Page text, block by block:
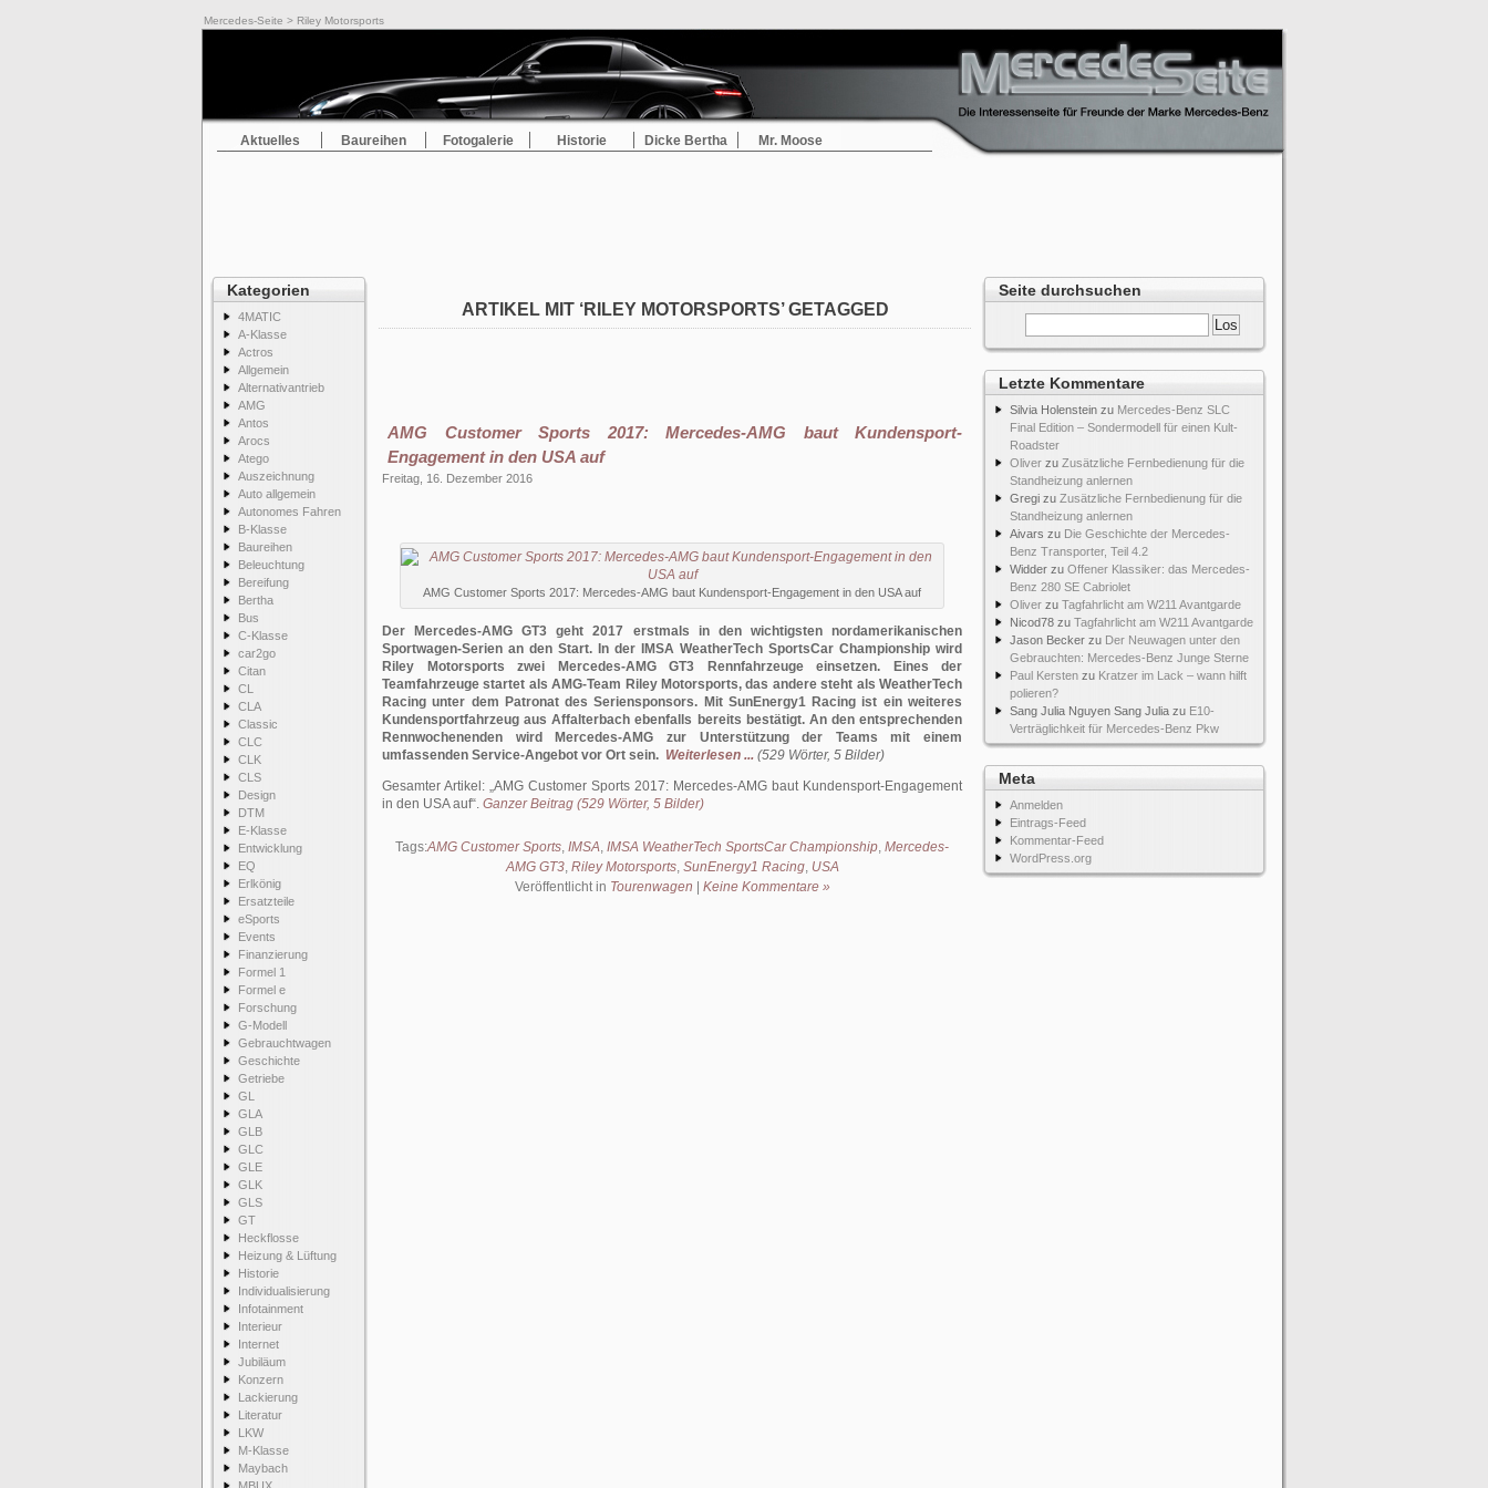
Mercedes-Seite > Riley Motorsports
Aktuelles Baureihen Fotogalerie Historie Dicke Bertha Mr. Moose
Kategorien
4MATIC
A-Klasse
Actros
Allgemein
Alternativantrieb
AMG
Antos
Arocs
Atego
Auszeichnung
Auto allgemein
Autonomes Fahren
B-Klasse
Baureihen
Beleuchtung
Bereifung
Bertha
Bus
C-Klasse
car2go
Citan
CL
CLA
Classic
CLC
CLK
CLS
Design
DTM
E-Klasse
Entwicklung
EQ
Erlkönig
Ersatzteile
eSports
Events
Finanzierung
Formel 1
Formel e
Forschung
G-Modell
Gebrauchtwagen
Geschichte
Getriebe
GL
GLA
GLB
GLC
GLE
GLK
GLS
GT
Heckflosse
Heizung & Lüftung
Historie
Individualisierung
Infotainment
Interieur
Internet
Jubiläum
Konzern
Lackierung
Literatur
LKW
M-Klasse
Maybach
Seite durchsuchen
Letzte Kommentare
Silvia Holenstein zu Mercedes-Benz SLC
Final Edition – Sondermodell für einen Kult-
Roadster
Oliver zu Zusätzliche Fernbedienung für die
Standheizung anlernen
Gregi zu Zusätzliche Fernbedienung für die
Standheizung anlernen
Aivars zu Die Geschichte der Mercedes-
Benz Transporter, Teil 4.2
Widder zu Offener Klassiker: das Mercedes-
Benz 280 SE Cabriolet
Oliver zu Tagfahrlicht am W211 Avantgarde
Nicod78 zu Tagfahrlicht am W211 Avantgarde
Jason Becker zu Der Neuwagen unter den
Gebrauchten: Mercedes-Benz Junge Sterne
Paul Kersten zu Kratzer im Lack – wann hilft
polieren?
Sang Julia Nguyen Sang Julia zu E10-
Verträglichkeit für Mercedes-Benz Pkw
Meta
Anmelden
Eintrags-Feed
Kommentar-Feed
WordPress.org
ARTIKEL MIT ‘RILEY MOTORSPORTS’ GETAGGED
AMG Customer Sports 2017: Mercedes-AMG baut Kundensport-
Engagement in den USA auf
Freitag, 16. Dezember 2016
AMG Customer Sports 2017: Mercedes-AMG baut Kundensport-Engagement in den USA auf
Der Mercedes-AMG GT3 geht 2017 erstmals in den wichtigsten nordamerikanischen
Sportwagen-Serien an den Start. In der IMSA WeatherTech SportsCar Championship wird
Riley Motorsports zwei Mercedes-AMG GT3 Rennfahrzeuge einsetzen. Eines der
Teamfahrzeuge startet als AMG-Team Riley Motorsports, das andere steht als WeatherTech
Racing unter dem Patronat des Seriensponsors. Mit SunEnergy1 Racing ist ein weiteres
Kundensportfahrzeug aus Affalterbach ebenfalls bereits bestätigt. An den entsprechenden
Rennwochenenden wird Mercedes-AMG zur Unterstützung der Teams mit einem
umfassenden Service-Angebot vor Ort sein. Weiterlesen ... (529 Wörter, 5 Bilder)
Gesamter Artikel: AMG Customer Sports 2017: Mercedes-AMG baut Kundensport-Engagement
in den USA auf . Ganzer Beitrag (529 Wörter, 5 Bilder)
Tags:AMG Customer Sports, IMSA, IMSA WeatherTech SportsCar Championship, Mercedes-
AMG GT3, Riley Motorsports, SunEnergy1 Racing, USA
Veröffentlicht in Tourenwagen Keine Kommentare »